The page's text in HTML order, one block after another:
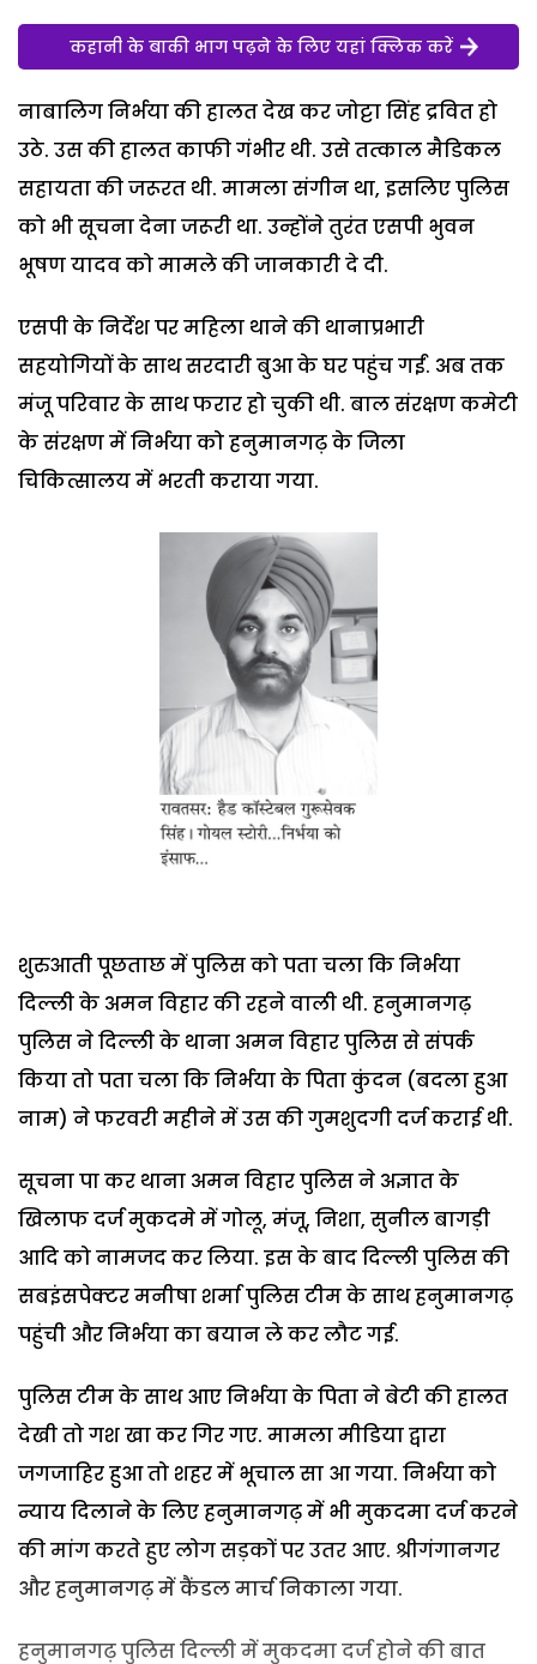
कहानी के बाकी भाग पढ़ने के लिए यहां क्लिक करें
नाबालिग निर्भया की हालत देख कर जोट्टा सिंह द्रवित हो
उठे. उस की हालत काफी गंभीर थी. उसे तत्काल मैडिकल
सहायता की जरूरत थी. मामला संगीन था, इसलिए पुलिस
को भी सूचना देना जरूरी था. उन्होंने तुरंत एसपी भुवन
भूषण यादव को मामले की जानकारी दे दी.
एसपी के निर्देश पर महिला थाने की थानाप्रभारी
सहयोगियों के साथ सरदारी बुआ के घर पहुंच गईं. अब तक
मंजू परिवार के साथ फरार हो चुकी थी. बाल संरक्षण कमेटी
के संरक्षण में निर्भया को हनुमानगढ़ के जिला
चिकित्सालय में भरती कराया गया.
शुरुआती पूछताछ में पुलिस को पता चला कि निर्भया
दिल्ली के अमन विहार की रहने वाली थी. हनुमानगढ़
पुलिस ने दिल्ली के थाना अमन विहार पुलिस से संपर्क
किया तो पता चला कि निर्भया के पिता कुंदन (बदला हुआ
नाम) ने फरवरी महीने में उस की गुमशुदगी दर्ज कराई थी.
सूचना पा कर थाना अमन विहार पुलिस ने अज्ञात के
खिलाफ दर्ज मुकदमे में गोलू, मंजू, निशा, सुनील बागड़ी
आदि को नामजद कर लिया. इस के बाद दिल्ली पुलिस की
सबइंसपेक्टर मनीषा शर्मा पुलिस टीम के साथ हनुमानगढ़
पहुंची और निर्भया का बयान ले कर लौट गई.
पुलिस टीम के साथ आए निर्भया के पिता ने बेटी की हालत
देखी तो गश खा कर गिर गए. मामला मीडिया द्वारा
जगजाहिर हुआ तो शहर में भूचाल सा आ गया. निर्भया को
न्याय दिलाने के लिए हनुमानगढ़ में भी मुकदमा दर्ज करने
की मांग करते हुए लोग सड़कों पर उतर आए. श्रीगंगानगर
और हनुमानगढ़ में कैंडल मार्च निकाला गया.
हनुमानगढ़ पुलिस दिल्ली में मुकदमा दर्ज होने की बात